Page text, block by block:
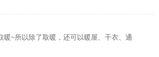
~所以除了取暖，还可以暖屋、干衣、通